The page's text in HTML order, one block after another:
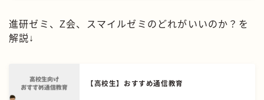
進研ゼミ、Z会、スマイルゼミのどれがいいのか？を
解説↓
【高校生】おすすめ通信教育